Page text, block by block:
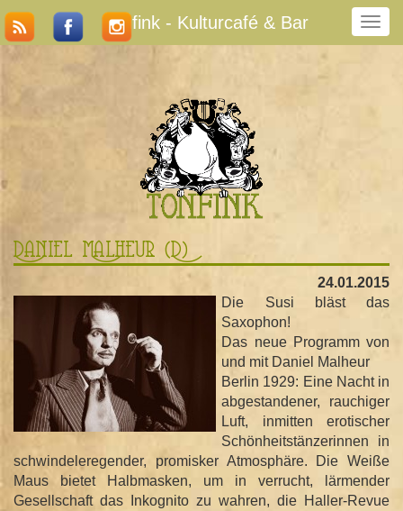
N
a
s
c
h
l
e
n
Tonfink - Kulturcafé & Bar
Daniel Malheur (D)
24.01.2015
Die Susi bläst das
Saxophon!
Das neue Programm von
und mit Daniel Malheur
Berlin 1929: Eine Nacht in
abgestandener, rauchiger
Luft, inmitten erotischer
Schönheitstänzerinnen in
schwindeleregender, promisker Atmosphäre. Die Weiße
Maus bietet Halbmasken, um in verrucht, lärmender
Gesellschaft das Inkognito zu wahren, die Haller-Revue